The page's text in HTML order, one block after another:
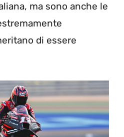
ma sono anche le
di essere